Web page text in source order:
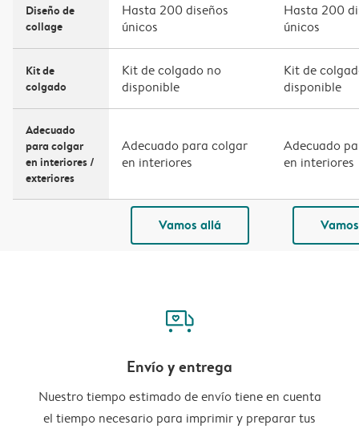
Diseño de
collage
Hasta 200 diseños
únicos
Hasta 200
únicos
Kit de
colgado
Kit de colgado no
disponible
Kit de
disponible
Adecuado
para colgar
en interiores /
exteriores
Adecuado para colgar
en interiores
Adecuado
en interiores
Vamos allá
delivery
Envío y entrega
Nuestro tiempo estimado de envío tiene en cuenta
el tiempo necesario para imprimir y preparar tus